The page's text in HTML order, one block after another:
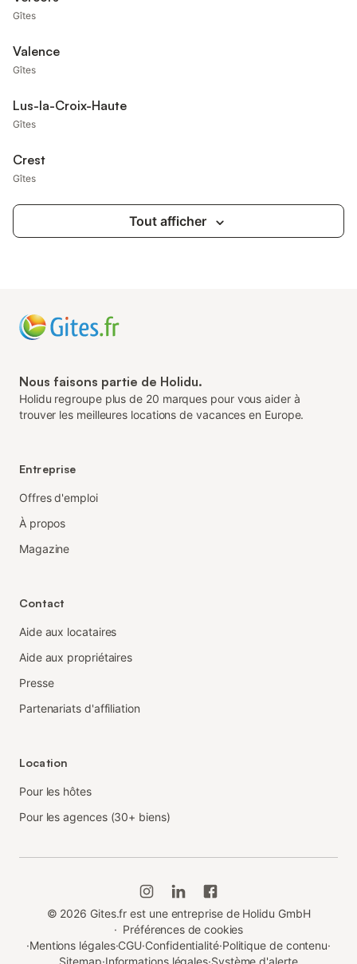
Gîtes
Valence
Gîtes
Lus-la-Croix-Haute
Gîtes
Crest
Gîtes
Tout afficher
Nous faisons partie de Holidu.
Holidu regroupe plus de 20 marques pour vous aider à
trouver les meilleures locations de vacances en Europe.
Entreprise
Offres d'emploi
À propos
Magazine
Contact
Aide aux locataires
Aide aux propriétaires
Presse
Partenariats d'affiliation
Location
Pour les hôtes
Pour les agences (30+ biens)
© 2026 Gites.fr est une entreprise de Holidu GmbH
· Préférences de cookies
·Mentions légales·CGU·Confidentialité·Politique de contenu·
Sitemap·Informations légales·Système d'alerte